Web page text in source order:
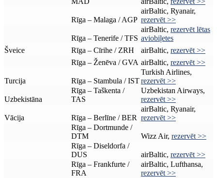
Rīga – Malaga / AGP
airBaltic, Ryanair,
rezervēt >>
Rīga – Tenerife / TFS
airBaltic, rezervēt lētas
aviobiļetes
Šveice
Rīga – Cīrihe / ZRH airBaltic, rezervēt >>
Rīga – Ženēva / GVA airBaltic, rezervēt >>
Turcija Rīga – Stambula / IST
Turkish Airlines,
rezervēt >>
Uzbekistāna
Rīga – Taškenta /
TAS
Uzbekistan Airways,
rezervēt >>
Vācija Rīga – Berlīne / BER
airBaltic, Ryanair,
rezervēt >>
Rīga – Dortmunde /
DTM
Wizz Air, rezervēt >>
Rīga – Diseldorfa /
DUS
airBaltic, rezervēt >>
Rīga – Frankfurte /
FRA
airBaltic, Lufthansa,
rezervēt >>